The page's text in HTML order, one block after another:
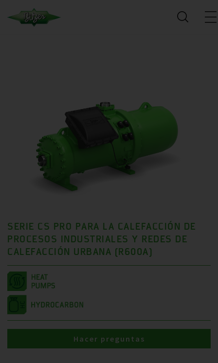
SERIE CS PRO PARA LA CALEFACCIÓN DE
PROCESOS INDUSTRIALES Y REDES DE
CALEFACCIÓN URBANA (R600A)
Hacer preguntas